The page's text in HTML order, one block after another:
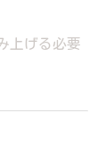
上げる必要